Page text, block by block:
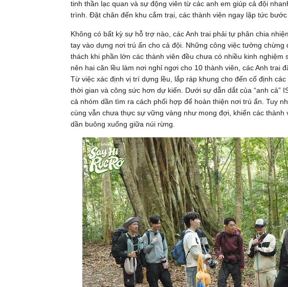
tinh thần lạc quan và sự động viên từ các anh em giúp cả đội
trình. Đặt chân đến khu cắm trại, các thành viên ngay lập tức
Không có bất kỳ sự hỗ trợ nào, các Anh trai phải tự phân chia
tay vào dựng nơi trú ẩn cho cả đội. Những công việc tưởng
thách khi phần lớn các thành viên đều chưa có nhiều kinh
nên hai căn lều làm nơi nghỉ ngơi cho 10 thành viên, các Anh trai
Từ việc xác định vị trí dựng lều, lắp ráp khung cho đến cố định
thời gian và công sức hơn dự kiến. Dưới sự dẫn dắt của “anh cả”
cả nhóm dần tìm ra cách phối hợp để hoàn thiện nơi trú ẩn. Tuy
cùng vẫn chưa thực sự vững vàng như mong đợi, khiến các thành
dần buông xuống giữa núi rừng.